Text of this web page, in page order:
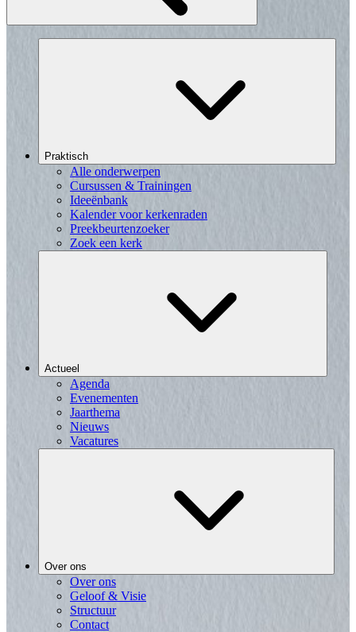
Praktisch
Alle onderwerpen
Cursussen & Trainingen
Ideeënbank
Kalender voor kerkenraden
Preekbeurtenzoeker
Zoek een kerk
Actueel
Agenda
Evenementen
Jaarthema
Nieuws
Vacatures
Over ons
Over ons
Geloof & Visie
Structuur
Contact